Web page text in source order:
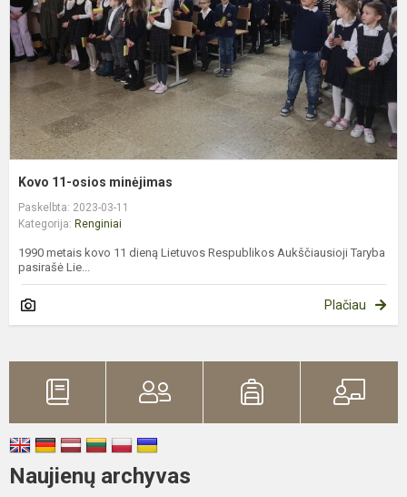
Kovo 11-osios minėjimas
Paskelbta: 2023-03-11
Kategorija: Renginiai
1990 metais kovo 11 dieną Lietuvos Respublikos Aukščiausioji Taryba
pasirašė Lie...
Plačiau
Naujienų archyvas